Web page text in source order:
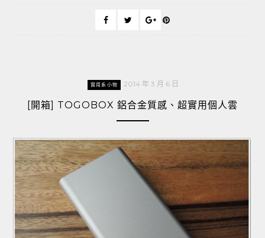
實用系小物 2014 年 3 月 6 日
[開箱] TOGOBOX 鋁合金質感、超實用個人雲